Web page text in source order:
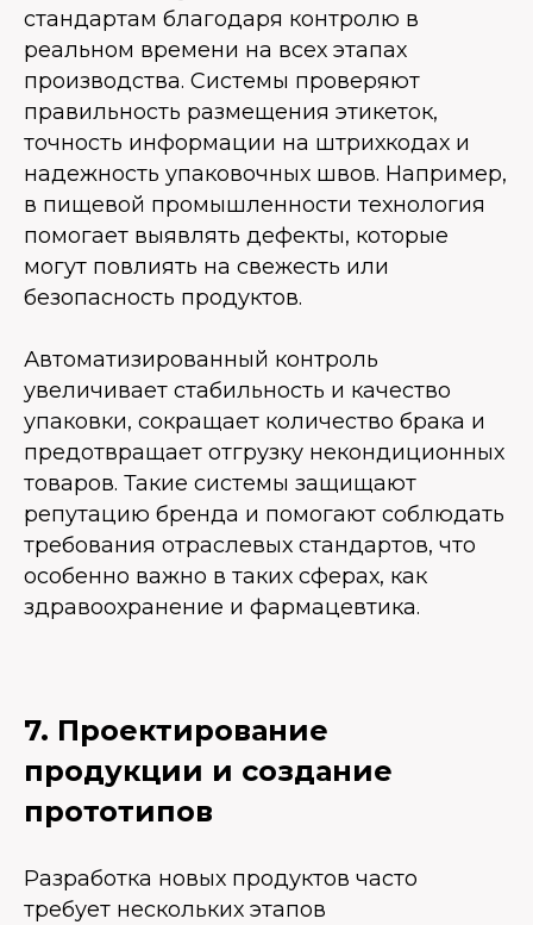
стандартам благодаря контролю в
реальном времени на всех этапах
производства. Системы проверяют
правильность размещения этикеток,
точность информации на штрихкодах и
надежность упаковочных швов. Например,
в пищевой промышленности технология
помогает выявлять дефекты, которые
могут повлиять на свежесть или
безопасность продуктов.
Автоматизированный контроль
увеличивает стабильность и качество
упаковки, сокращает количество брака и
предотвращает отгрузку некондиционных
товаров. Такие системы защищают
репутацию бренда и помогают соблюдать
требования отраслевых стандартов, что
особенно важно в таких сферах, как
здравоохранение и фармацевтика.
7. Проектирование
продукции и создание
прототипов
Разработка новых продуктов часто
требует нескольких этапов